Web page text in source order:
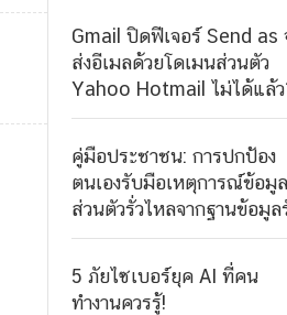
Gmail ปิดฟีเจอร์ Send as
ส่งอีเมลด้วยโดเมนส่วนตัว
Yahoo Hotmail ไม่ได้แล้ว
คู่มือประชาชน: การปกป้อง
ตนเองรับมือเหตุการณ์ข้อมูล
ส่วนตัวรั่วไหลจากฐานข้อมูล
5 ภัยไซเบอร์ยุค AI ที่คน
ทำงานควรรู้!